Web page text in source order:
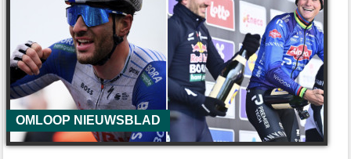
OMLOOP NIEUWSBLAD